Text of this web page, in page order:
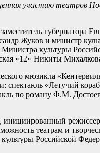
участию театров
губернатора
Жуков и министр
культуры
«12» Никиты
мюзикла
спектакль «Летучий
по роману Ф.М.
инициированный
театрам и
культуры Российской